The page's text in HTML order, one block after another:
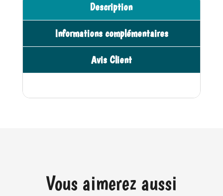
Description
Informations complémentaires
Avis Client
Vous aimerez aussi